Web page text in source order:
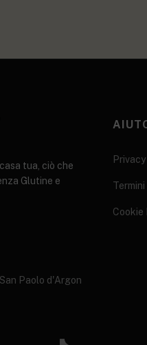
tua, ciò che
Glutine e
Paolo d'Argon
Cookie